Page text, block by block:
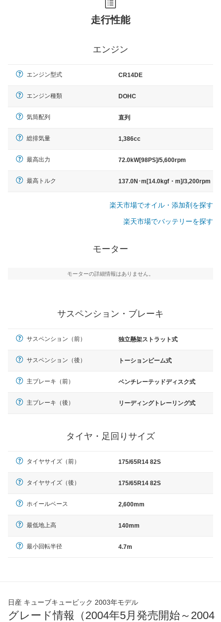
走行性能
エンジン
エンジン型式 CR14DE
エンジン種類 DOHC
気筒配列 直列
総排気量 1,386cc
最高出力 72.0kW[98PS]/5,600rpm
最高トルク 137.0N･m[14.0kgf・m]/3,200rpm
楽天市場でオイル・添加剤を探す
楽天市場でバッテリーを探す
モーター
モーターの詳細情報はありません。
サスペンション・ブレーキ
サスペンション（前） 独立懸架ストラット式
サスペンション（後） トーションビーム式
主ブレーキ（前） ベンチレーテッドディスク式
主ブレーキ（後） リーディングトレーリング式
タイヤ・足回りサイズ
タイヤサイズ（前） 175/65R14 82S
タイヤサイズ（後） 175/65R14 82S
ホイールベース 2,600mm
最低地上高 140mm
最小回転半径 4.7m
日産 キューブキュービック 2003年モデル
グレード情報（2004年5月発売開始～2004